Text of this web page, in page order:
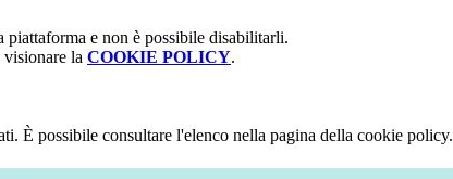
e non è possibile disabilitarli.
la COOKIE POLICY.
È possibile consultare l'elenco nella pagina della cookie policy.